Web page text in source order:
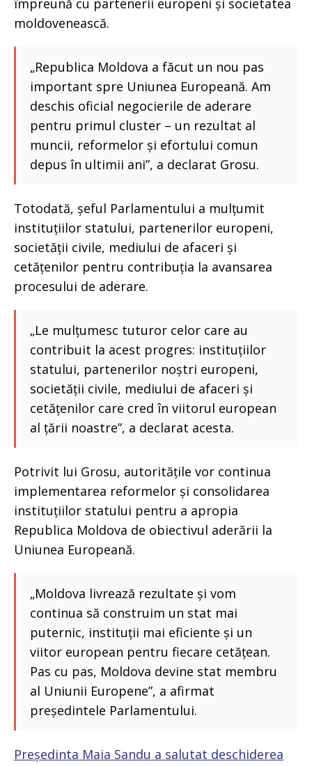
împreună cu partenerii europeni și societatea
moldovenească.
„Republica Moldova a făcut un nou pas
important spre Uniunea Europeană. Am
deschis oficial negocierile de aderare
pentru primul cluster – un rezultat al
muncii, reformelor și efortului comun
depus în ultimii ani”, a declarat Grosu.
Totodată, șeful Parlamentului a mulțumit
instituțiilor statului, partenerilor europeni,
societății civile, mediului de afaceri și
cetățenilor pentru contribuția la avansarea
procesului de aderare.
„Le mulțumesc tuturor celor care au
contribuit la acest progres: instituțiilor
statului, partenerilor noștri europeni,
societății civile, mediului de afaceri și
cetățenilor care cred în viitorul european
al țării noastre”, a declarat acesta.
Potrivit lui Grosu, autoritățile vor continua
implementarea reformelor și consolidarea
instituțiilor statului pentru a apropia
Republica Moldova de obiectivul aderării la
Uniunea Europeană.
„Moldova livrează rezultate și vom
continua să construim un stat mai
puternic, instituții mai eficiente și un
viitor european pentru fiecare cetățean.
Pas cu pas, Moldova devine stat membru
al Uniunii Europene”, a afirmat
președintele Parlamentului.
Președinta Maia Sandu a salutat deschiderea